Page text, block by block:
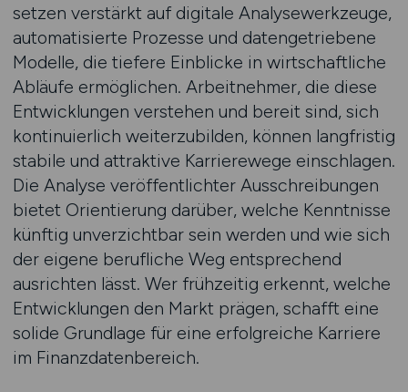
setzen verstärkt auf digitale Analysewerkzeuge,
automatisierte Prozesse und datengetriebene
Modelle, die tiefere Einblicke in wirtschaftliche
Abläufe ermöglichen. Arbeitnehmer, die diese
Entwicklungen verstehen und bereit sind, sich
kontinuierlich weiterzubilden, können langfristig
stabile und attraktive Karrierewege einschlagen.
Die Analyse veröffentlichter Ausschreibungen
bietet Orientierung darüber, welche Kenntnisse
künftig unverzichtbar sein werden und wie sich
der eigene berufliche Weg entsprechend
ausrichten lässt. Wer frühzeitig erkennt, welche
Entwicklungen den Markt prägen, schafft eine
solide Grundlage für eine erfolgreiche Karriere
im Finanzdatenbereich.